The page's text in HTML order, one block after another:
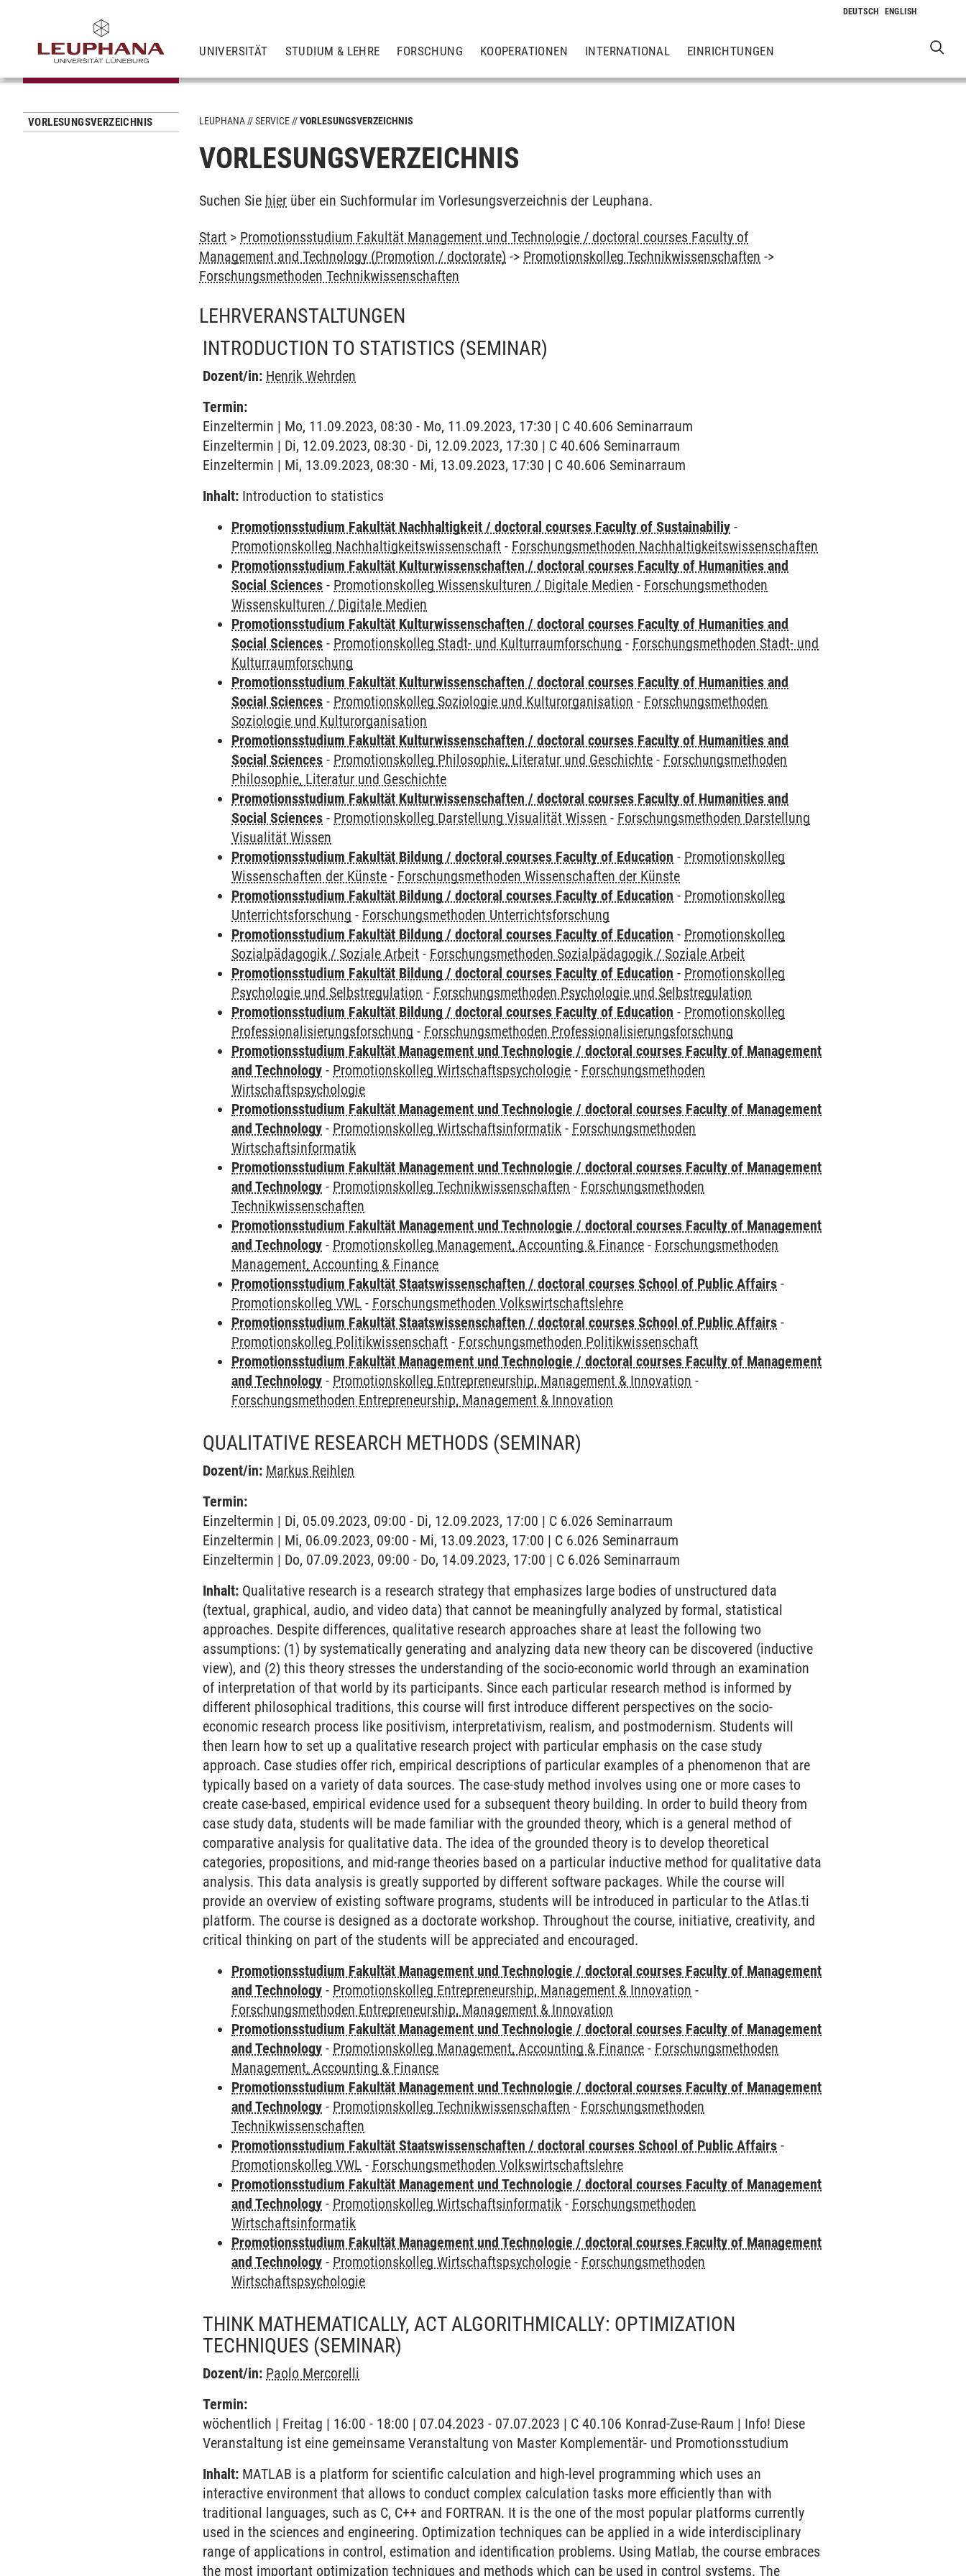
UNIVERSITÄT STUDIUM & LEHRE FORSCHUNG KOOPERATIONEN INTERNATIONAL EINRICHTUNGEN
VORLESUNGSVERZEICHNIS LEUPHANA SERVICE VORLESUNGSVERZEICHNIS
VORLESUNGSVERZEICHNIS
Suchen Sie hier über ein Suchformular im Vorlesungsverzeichnis der Leuphana.
Start > Promotionsstudium Fakultät Management und Technologie / doctoral courses Faculty of
Management and Technology (Promotion / doctorate) -> Promotionskolleg Technikwissenschaften ->
Forschungsmethoden Technikwissenschaften
LEHRVERANSTALTUNGEN
INTRODUCTION TO STATISTICS (SEMINAR)
Dozent/in: Henrik Wehrden
Termin:
Einzeltermin | Mo, 11.09.2023, 08:30 - Mo, 11.09.2023, 17:30 | C 40.606 Seminarraum
Einzeltermin | Di, 12.09.2023, 08:30 - Di, 12.09.2023, 17:30 | C 40.606 Seminarraum
Einzeltermin | Mi, 13.09.2023, 08:30 - Mi, 13.09.2023, 17:30 | C 40.606 Seminarraum
Inhalt: Introduction to statistics
Promotionsstudium Fakultät Nachhaltigkeit / doctoral courses Faculty of Sustainabiliy -
Promotionskolleg Nachhaltigkeitswissenschaft - Forschungsmethoden Nachhaltigkeitswissenschaften
Promotionsstudium Fakultät Kulturwissenschaften / doctoral courses Faculty of Humanities and
Social Sciences - Promotionskolleg Wissenskulturen / Digitale Medien - Forschungsmethoden
Wissenskulturen / Digitale Medien
Promotionsstudium Fakultät Kulturwissenschaften / doctoral courses Faculty of Humanities and
Social Sciences - Promotionskolleg Stadt- und Kulturraumforschung - Forschungsmethoden Stadt- und
Kulturraumforschung
Promotionsstudium Fakultät Kulturwissenschaften / doctoral courses Faculty of Humanities and
Social Sciences - Promotionskolleg Soziologie und Kulturorganisation - Forschungsmethoden
Soziologie und Kulturorganisation
Promotionsstudium Fakultät Kulturwissenschaften / doctoral courses Faculty of Humanities and
Social Sciences - Promotionskolleg Philosophie, Literatur und Geschichte - Forschungsmethoden
Philosophie, Literatur und Geschichte
Promotionsstudium Fakultät Kulturwissenschaften / doctoral courses Faculty of Humanities and
Social Sciences - Promotionskolleg Darstellung Visualität Wissen - Forschungsmethoden Darstellung
Visualität Wissen
Promotionsstudium Fakultät Bildung / doctoral courses Faculty of Education - Promotionskolleg
Wissenschaften der Künste - Forschungsmethoden Wissenschaften der Künste
Promotionsstudium Fakultät Bildung / doctoral courses Faculty of Education - Promotionskolleg
Unterrichtsforschung - Forschungsmethoden Unterrichtsforschung
Promotionsstudium Fakultät Bildung / doctoral courses Faculty of Education - Promotionskolleg
Sozialpädagogik / Soziale Arbeit - Forschungsmethoden Sozialpädagogik / Soziale Arbeit
Promotionsstudium Fakultät Bildung / doctoral courses Faculty of Education - Promotionskolleg
Psychologie und Selbstregulation - Forschungsmethoden Psychologie und Selbstregulation
Promotionsstudium Fakultät Bildung / doctoral courses Faculty of Education - Promotionskolleg
Professionalisierungsforschung - Forschungsmethoden Professionalisierungsforschung
Promotionsstudium Fakultät Management und Technologie / doctoral courses Faculty of Management
and Technology - Promotionskolleg Wirtschaftspsychologie - Forschungsmethoden
Wirtschaftspsychologie
Promotionsstudium Fakultät Management und Technologie / doctoral courses Faculty of Management
and Technology - Promotionskolleg Wirtschaftsinformatik - Forschungsmethoden
Wirtschaftsinformatik
Promotionsstudium Fakultät Management und Technologie / doctoral courses Faculty of Management
and Technology - Promotionskolleg Technikwissenschaften - Forschungsmethoden
Technikwissenschaften
Promotionsstudium Fakultät Management und Technologie / doctoral courses Faculty of Management
and Technology - Promotionskolleg Management, Accounting & Finance - Forschungsmethoden
Management, Accounting & Finance
Promotionsstudium Fakultät Staatswissenschaften / doctoral courses School of Public Affairs -
Promotionskolleg VWL - Forschungsmethoden Volkswirtschaftslehre
Promotionsstudium Fakultät Staatswissenschaften / doctoral courses School of Public Affairs -
Promotionskolleg Politikwissenschaft - Forschungsmethoden Politikwissenschaft
Promotionsstudium Fakultät Management und Technologie / doctoral courses Faculty of Management
and Technology - Promotionskolleg Entrepreneurship, Management & Innovation -
Forschungsmethoden Entrepreneurship, Management & Innovation
QUALITATIVE RESEARCH METHODS (SEMINAR)
Dozent/in: Markus Reihlen
Termin:
Einzeltermin | Di, 05.09.2023, 09:00 - Di, 12.09.2023, 17:00 | C 6.026 Seminarraum
Einzeltermin | Mi, 06.09.2023, 09:00 - Mi, 13.09.2023, 17:00 | C 6.026 Seminarraum
Einzeltermin | Do, 07.09.2023, 09:00 - Do, 14.09.2023, 17:00 | C 6.026 Seminarraum
Inhalt: Qualitative research is a research strategy that emphasizes large bodies of unstructured data
(textual, graphical, audio, and video data) that cannot be meaningfully analyzed by formal, statistical
approaches. Despite differences, qualitative research approaches share at least the following two
assumptions: (1) by systematically generating and analyzing data new theory can be discovered (inductive
view), and (2) this theory stresses the understanding of the socio-economic world through an examination
of interpretation of that world by its participants. Since each particular research method is informed by
different philosophical traditions, this course will first introduce different perspectives on the socio-
economic research process like positivism, interpretativism, realism, and postmodernism. Students will
then learn how to set up a qualitative research project with particular emphasis on the case study
approach. Case studies offer rich, empirical descriptions of particular examples of a phenomenon that are
typically based on a variety of data sources. The case-study method involves using one or more cases to
create case-based, empirical evidence used for a subsequent theory building. In order to build theory from
case study data, students will be made familiar with the grounded theory, which is a general method of
comparative analysis for qualitative data. The idea of the grounded theory is to develop theoretical
categories, propositions, and mid-range theories based on a particular inductive method for qualitative data
analysis. This data analysis is greatly supported by different software packages. While the course will
provide an overview of existing software programs, students will be introduced in particular to the Atlas.ti
platform. The course is designed as a doctorate workshop. Throughout the course, initiative, creativity, and
critical thinking on part of the students will be appreciated and encouraged.
Promotionsstudium Fakultät Management und Technologie / doctoral courses Faculty of Management
and Technology - Promotionskolleg Entrepreneurship, Management & Innovation -
Forschungsmethoden Entrepreneurship, Management & Innovation
Promotionsstudium Fakultät Management und Technologie / doctoral courses Faculty of Management
and Technology - Promotionskolleg Management, Accounting & Finance - Forschungsmethoden
Management, Accounting & Finance
Promotionsstudium Fakultät Management und Technologie / doctoral courses Faculty of Management
and Technology - Promotionskolleg Technikwissenschaften - Forschungsmethoden
Technikwissenschaften
Promotionsstudium Fakultät Staatswissenschaften / doctoral courses School of Public Affairs -
Promotionskolleg VWL - Forschungsmethoden Volkswirtschaftslehre
Promotionsstudium Fakultät Management und Technologie / doctoral courses Faculty of Management
and Technology - Promotionskolleg Wirtschaftsinformatik - Forschungsmethoden
Wirtschaftsinformatik
Promotionsstudium Fakultät Management und Technologie / doctoral courses Faculty of Management
and Technology - Promotionskolleg Wirtschaftspsychologie - Forschungsmethoden
Wirtschaftspsychologie
THINK MATHEMATICALLY, ACT ALGORITHMICALLY: OPTIMIZATION
TECHNIQUES (SEMINAR)
Dozent/in: Paolo Mercorelli
Termin:
wöchentlich | Freitag | 16:00 - 18:00 | 07.04.2023 - 07.07.2023 | C 40.106 Konrad-Zuse-Raum | Info! Diese
Veranstaltung ist eine gemeinsame Veranstaltung von Master Komplementär- und Promotionsstudium
Inhalt: MATLAB is a platform for scientific calculation and high-level programming which uses an
interactive environment that allows to conduct complex calculation tasks more efficiently than with
traditional languages, such as C, C++ and FORTRAN. It is the one of the most popular platforms currently
used in the sciences and engineering. Optimization techniques can be applied in a wide interdisciplinary
range of applications in control, estimation and identification problems. Using Matlab, the course embraces
the most important optimization techniques and methods which can be used in control systems. The